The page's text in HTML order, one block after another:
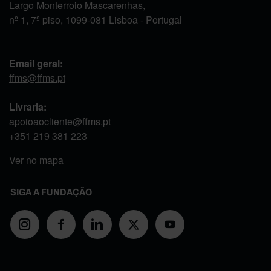
Largo Monterroio Mascarenhas,
nº 1, 7º piso, 1099-081 Lisboa - Portugal
Email geral:
ffms@ffms.pt
Livraria:
apoioaocliente@ffms.pt
+351 219 381 223
Ver no mapa
SIGA A FUNDAÇÃO